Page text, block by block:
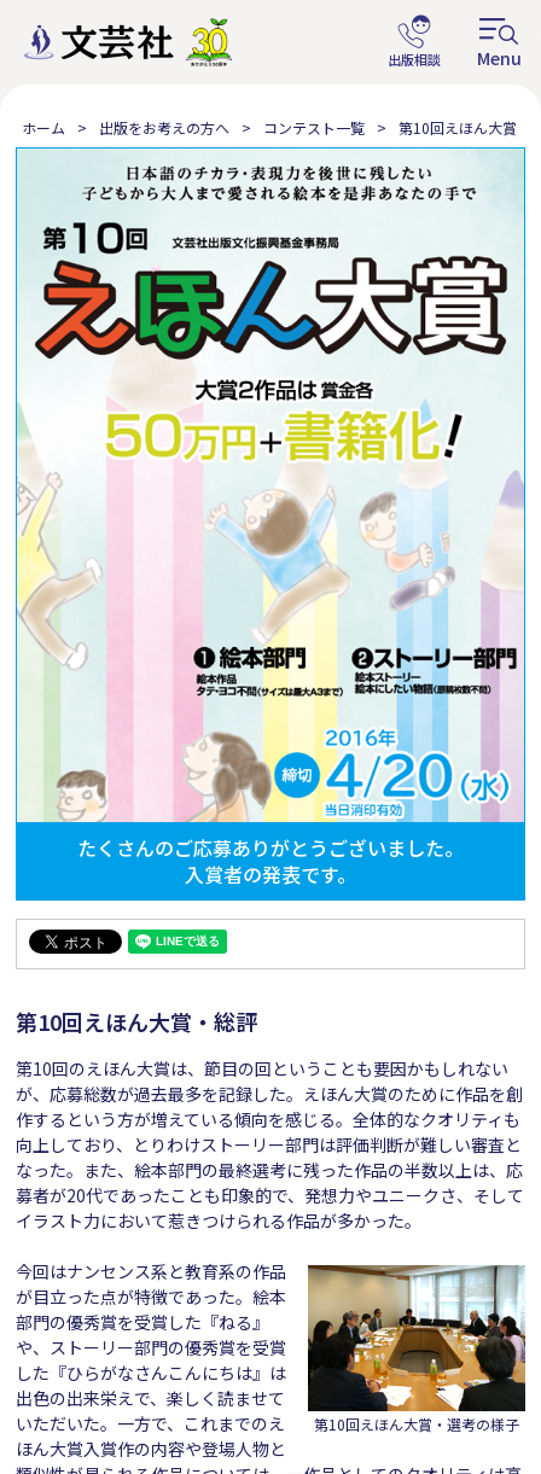
ホーム 出版をお考えの方へ コンテスト一覧 第10回えほん大賞
たくさんのご応募ありがとうございました。
入賞者の発表です。
第10回えほん大賞・総評
第10回のえほん大賞は、節目の回ということも要因かもしれない
が、応募総数が過去最多を記録した。えほん大賞のために作品を創
作するという方が増えている傾向を感じる。全体的なクオリティも
向上しており、とりわけストーリー部門は評価判断が難しい審査と
なった。また、絵本部門の最終選考に残った作品の半数以上は、応
募者が20代であったことも印象的で、発想力やユニークさ、そして
イラスト力において惹きつけられる作品が多かった。
第10回えほん大賞・選考の様子
今回はナンセンス系と教育系の作品
が目立った点が特徴であった。絵本
部門の優秀賞を受賞した『ねる』
や、ストーリー部門の優秀賞を受賞
した『ひらがなさんこんにちは』は
出色の出来栄えで、楽しく読ませて
いただいた。一方で、これまでのえ
ほん大賞入賞作の内容や登場人物と